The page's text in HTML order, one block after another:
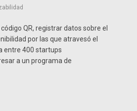
QR, registrar datos sobre el
por las que atravesó el
entre 400 startups
a un programa de